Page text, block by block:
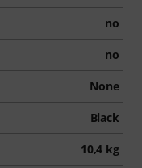
no
no
None
Black
10,4 kg